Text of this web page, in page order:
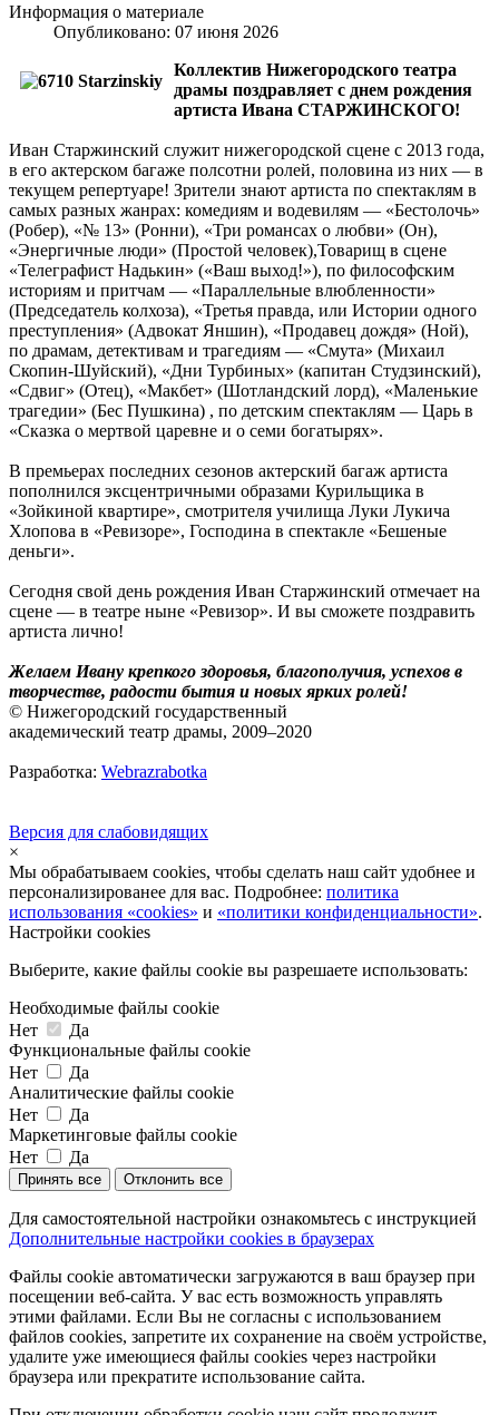
Информация о материале
Опубликовано: 07 июня 2026
Коллектив Нижегородского театра
драмы поздравляет с днем рождения
артиста Ивана СТАРЖИНСКОГО!
Иван Старжинский служит нижегородской сцене с 2013 года,
в его актерском багаже полсотни ролей, половина из них — в
текущем репертуаре! Зрители знают артиста по спектаклям в
самых разных жанрах: комедиям и водевилям — «Бестолочь»
(Робер), «№ 13» (Ронни), «Три романсах о любви» (Он),
«Энергичные люди» (Простой человек),Товарищ в сцене
«Телеграфист Надькин» («Ваш выход!»), по философским
историям и притчам — «Параллельные влюбленности»
(Председатель колхоза), «Третья правда, или Истории одного
преступления» (Адвокат Яншин), «Продавец дождя» (Ной),
по драмам, детективам и трагедиям — «Смута» (Михаил
Скопин-Шуйский), «Дни Турбиных» (капитан Студзинский),
«Сдвиг» (Отец), «Макбет» (Шотландский лорд), «Маленькие
трагедии» (Бес Пушкина) , по детским спектаклям — Царь в
«Сказка о мертвой царевне и о семи богатырях».
В премьерах последних сезонов актерский багаж артиста
пополнился эксцентричными образами Курильщика в
«Зойкиной квартире», смотрителя училища Луки Лукича
Хлопова в «Ревизоре», Господина в спектакле «Бешеные
деньги».
Сегодня свой день рождения Иван Старжинский отмечает на
сцене — в театре ныне «Ревизор». И вы сможете поздравить
артиста лично!
Желаем Ивану крепкого здоровья, благополучия, успехов в
творчестве, радости бытия и новых ярких ролей!
© Нижегородский государственный
академический театр драмы, 2009–2020
Разработка: Webrazrabotka
Версия для слабовидящих
×
Мы обрабатываем cookies, чтобы сделать наш сайт удобнее и
персонализированее для вас. Подробнее: политика
использования «cookies» и «политики конфиденциальности».
Настройки cookies
Выберите, какие файлы cookie вы разрешаете использовать:
Необходимые файлы cookie
Нет
Да
Функциональные файлы cookie
Нет
Да
Аналитические файлы cookie
Нет
Да
Маркетинговые файлы cookie
Нет
Да
Принять все Отклонить все
Для самостоятельной настройки ознакомьтесь с инструкцией
Дополнительные настройки cookies в браузерах
Файлы cookie автоматически загружаются в ваш браузер при
посещении веб-сайта. У вас есть возможность управлять
этими файлами. Если Вы не согласны с использованием
файлов cookies, запретите их сохранение на своём устройстве,
удалите уже имеющиеся файлы cookies через настройки
браузера или прекратите использование сайта.